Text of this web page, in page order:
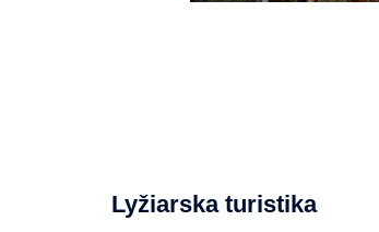
Lyžiarska turistika